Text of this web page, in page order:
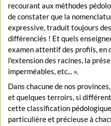
recourant aux méthodes
de constater que la
expressive, traduit toujours
différenciés ! Et quels
examen attentif des profils, en
l'extension des racines, la
imperméables, etc... ».
Dans chacune de nos
et quelques terroirs, si
cette classification
particulière et précieuse à